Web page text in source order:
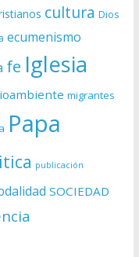
cultura Dios
ecumenismo
fe Iglesia
migrantes
Papa
publicación
SOCIEDAD